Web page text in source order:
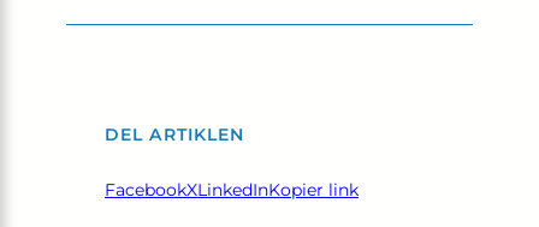
DEL ARTIKLEN
FacebookXLinkedInKopier link